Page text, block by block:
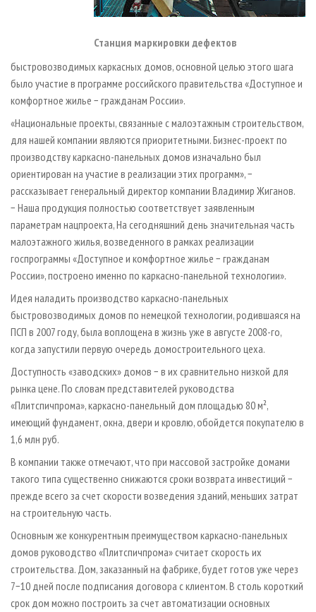
Станция маркировки дефектов
быстровозводимых каркасных домов, основной целью этого шага
было участие в программе российского правительства «Доступное и
комфортное жилье − гражданам России».
«Национальные проекты, связанные с малоэтажным строительством,
для нашей компании являются приоритетными. Бизнес-проект по
производству каркасно-панельных домов изначально был
ориентирован на участие в реализации этих программ», −
рассказывает генеральный директор компании Влaдимиp Жиганов.
− Наша продукция полностью соответствует заявленным
параметрам нацпроекта, На сегодняшний день значительная часть
малоэтажного жилья, возведенного в рамках реализации
госпрограммы «Доступное и комфортное жилье − гражданам
России», построено именно по каркасно-панельной технологии».
Идея наладить производство каркасно-панельных
быстровозводимых домов по немецкой технологии, родившаяся на
ПСП в 2007 году, была воплощена в жизнь уже в августе 2008-го,
когда запустили первую очередь домостроительного цеха.
Доступность «заводских» домов − в их сравнительно низкой для
рынка цене. По словам представителей руководства
«Плитспичпрома», каркасно-панельный дом площадью 80 м²,
имеющий фундамент, окна, двери и кровлю, обойдется покупателю в
1,6 млн руб.
В компании также отмечают, что при массовой застройке домами
такого типа существенно снижаются сроки возврата инвестиций −
прежде всего за счет скорости возведения зданий, меньших затрат
на строительную часть.
Основным же конкурентным преимуществом каркасно-панельных
домов руководство «Плитспичпрома» считает скорость их
строительства. Дом, заказанный на фабрике, будет готов уже через
7−10 дней после подписания договора с клиентом. В столь короткий
срок дом можно построить за счет автоматизации основных